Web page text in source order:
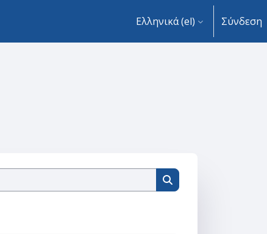
Ελληνικά ‎(el)‎ Σύνδεση
Αναζήτηση μαθημάτων
Αναζήτηση